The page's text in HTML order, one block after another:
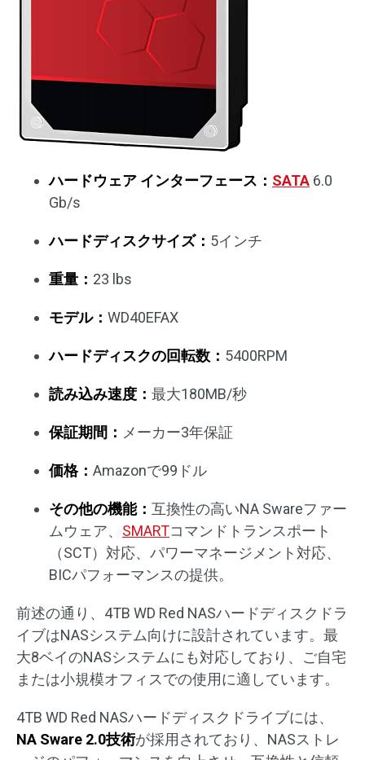
ハードウェア インターフェース： SATA 6.0
Gb/s
ハードディスクサイズ： 5インチ
重量： 23 lbs
モデル： WD40EFAX
ハードディスクの回転数： 5400RPM
読み込み速度： 最大180MB/秒
保証期間： メーカー3年保証
価格： Amazonで99ドル
その他の機能： 互換性の高いNA Swareファー
ムウェア、 SMARTコマンドトランスポート
（SCT）対応、パワーマネージメント対応、
BICパフォーマンスの提供。
前述の通り、4TB WD Red NASハードディスクドラ
イブはNASシステム向けに設計されています。最
大8ベイのNASシステムにも対応しており、ご自宅
または小規模オフィスでの使用に適しています。
4TB WD Red NASハードディスクドライブには、
NA Sware 2.0技術が採用されており、NASストレ